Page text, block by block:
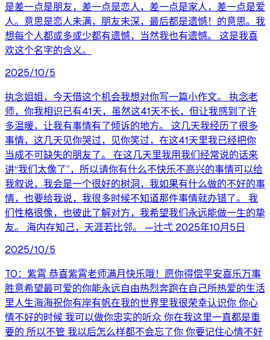
是差一点是朋友，差一点是恋人，差一点是家人，差一点是爱
人。意思是恋人未满，朋友未深，最后都是遗憾！的意思。我
想每个人都或多或少都有遗憾，当然我也有遗憾。 这是我喜
欢这个名字的含义。
2025/10/5
执念姐姐，今天借这个机会我想对你写一篇小作文。 执念老
师，你我相识已有41天，虽然这41天不长，但让我感到了许
多温暖，让我有事情有了倾诉的地方。 这几天我经历了很多
事情，这几天见你哭过，见你笑过，在这41天里我已经把你
当成不可缺失的朋友了。 在这几天里我用我们经常说的话来
讲“我们太像了”，所以请你有什么不快乐不高兴的事情可以给
我叙说，我会是一个很好的树洞，我如果有什么做的不好的事
情，也要给我说，我很多时候不知道那件事情就办错了。 我
们性格很像，也彼此了解对方，我希望我们永远能做一生的挚
友。 海内存知己，天涯若比邻。 —辻弌 2025年10月5日
2025/10/5
TO：紫霄 恭喜紫霄老师满月快乐哦！愿你得偿平安喜乐万事
胜意希望最可爱的你能永远自由热烈奔跑在自己所热爱的生活
里人生海海祝你有岸有帆在我的世界里我很荣幸认识你 你心
情不好的时候 我可以做你忠实的听众 你在我这里一直都是重
要的 所以不管 我以后怎么样都不会忘了你 你要记住心情不好